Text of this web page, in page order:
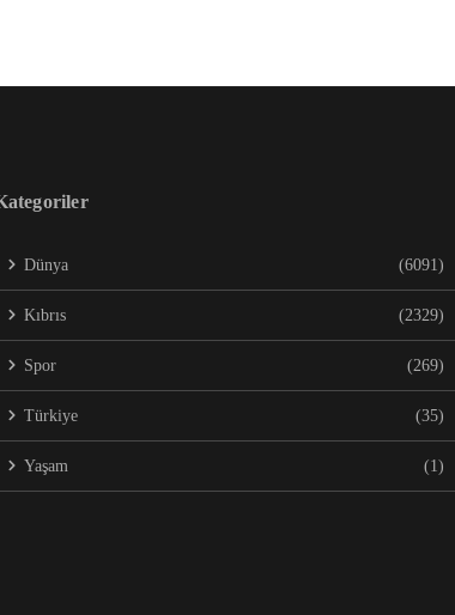
Dünya (6091)
Kıbrıs (2329)
Spor (269)
Türkiye (35)
Yaşam (1)